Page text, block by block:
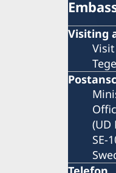
Visiting
(UD
SE-